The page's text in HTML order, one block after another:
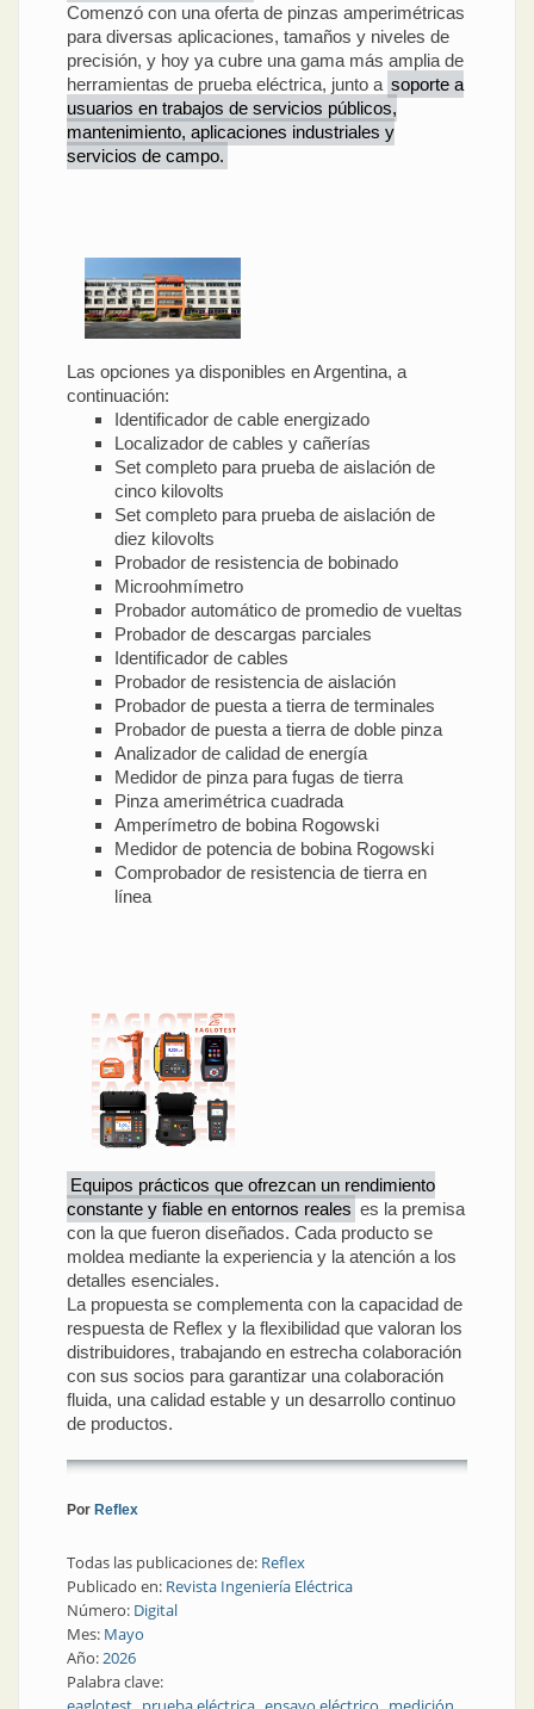
Comenzó con una oferta de pinzas amperimétricas
para diversas aplicaciones, tamaños y niveles de
precisión, y hoy ya cubre una gama más amplia de
herramientas de prueba eléctrica, junto a soporte a
usuarios en trabajos de servicios públicos,
mantenimiento, aplicaciones industriales y
servicios de campo.
Las opciones ya disponibles en Argentina, a
continuación:
Identificador de cable energizado
Localizador de cables y cañerías
Set completo para prueba de aislación de
cinco kilovolts
Set completo para prueba de aislación de
diez kilovolts
Probador de resistencia de bobinado
Microohmímetro
Probador automático de promedio de vueltas
Probador de descargas parciales
Identificador de cables
Probador de resistencia de aislación
Probador de puesta a tierra de terminales
Probador de puesta a tierra de doble pinza
Analizador de calidad de energía
Medidor de pinza para fugas de tierra
Pinza amerimétrica cuadrada
Amperímetro de bobina Rogowski
Medidor de potencia de bobina Rogowski
Comprobador de resistencia de tierra en
línea
Equipos prácticos que ofrezcan un rendimiento
constante y fiable en entornos reales es la premisa
con la que fueron diseñados. Cada producto se
moldea mediante la experiencia y la atención a los
detalles esenciales.
La propuesta se complementa con la capacidad de
respuesta de Reflex y la flexibilidad que valoran los
distribuidores, trabajando en estrecha colaboración
con sus socios para garantizar una colaboración
fluida, una calidad estable y un desarrollo continuo
de productos.
Por Reflex
Todas las publicaciones de: Reflex
Publicado en: Revista Ingeniería Eléctrica
Número: Digital
Mes: Mayo
Año:2026
Palabra clave: